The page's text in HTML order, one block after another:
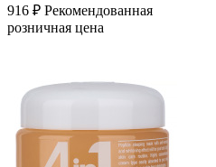
916 ₽ Рекомендованная
розничная цена